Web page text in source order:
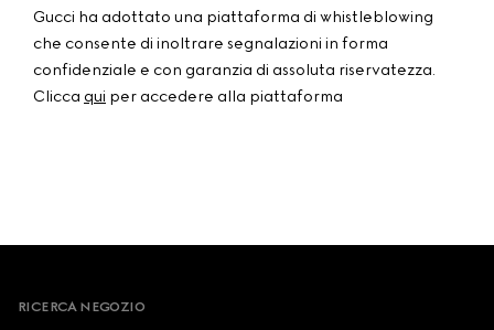
Gucci ha adottato una piattaforma di whistleblowing
che consente di inoltrare segnalazioni in forma
confidenziale e con garanzia di assoluta riservatezza.
Clicca qui per accedere alla piattaforma
Footer
RICERCA NEGOZIO